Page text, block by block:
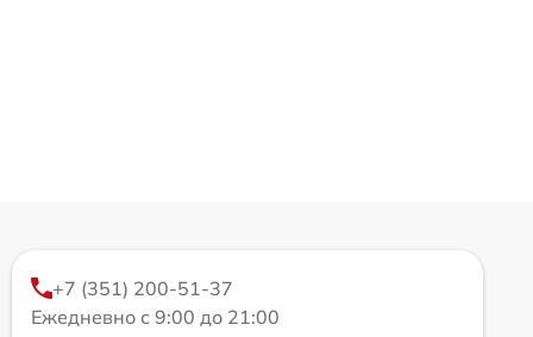
+7 (351) 200-51-37
Ежедневно с 9:00 до 21:00